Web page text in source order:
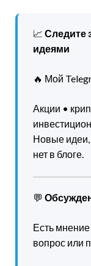
📈 Следите
идеями
🔥 Мой
Акции •
Новые идеи,
нет в блоге.
💬
Есть мнение
вопрос или